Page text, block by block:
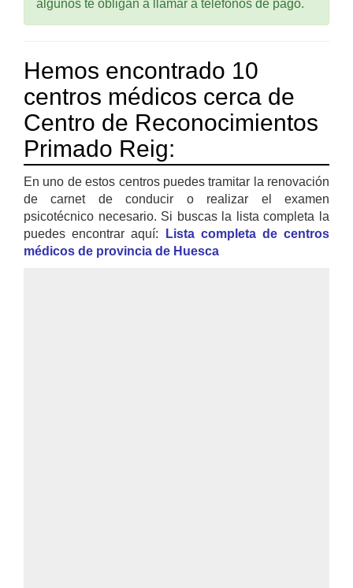
algunos te obligan a llamar a teléfonos de pago.
Hemos encontrado 10
centros médicos cerca de
Centro de Reconocimientos
Primado Reig:
En uno de estos centros puedes tramitar la renovación
de carnet de conducir o realizar el examen
psicotécnico necesario. Si buscas la lista completa la
puedes encontrar aquí:
Lista completa de centros
médicos de provincia de Huesca